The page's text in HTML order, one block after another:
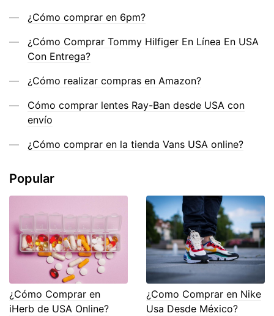
¿Cómo comprar en 6pm?
¿Cómo Comprar Tommy Hilfiger En Línea En USA
Con Entrega?
¿Cómo realizar compras en Amazon?
Cómo comprar lentes Ray-Ban desde USA con
envío
¿Cómo comprar en la tienda Vans USA online?
Popular
¿Cómo Comprar en
iHerb de USA Online?
¿Como Comprar en Nike
Usa Desde México?